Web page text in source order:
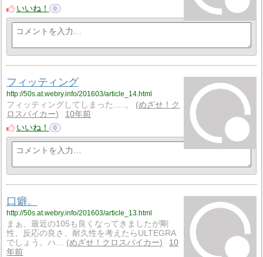
いいね！
0
フィッティング
http://50s.at.webry.info/201603/article_14.html
フィッティングしてしまった.....。
めざせ！ク
ロスバイカー
10年前
いいね！
0
口癖。
http://50s.at.webry.info/201603/article_13.html
まぁ、最近の105も良くなってきましたが剛
性、反応の良さ、耐久性を考えたらULTEGRA
でしょう。ハ…
めざせ！クロスバイカー
10
年前